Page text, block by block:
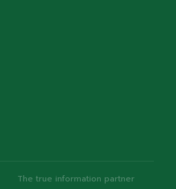
The true information partner